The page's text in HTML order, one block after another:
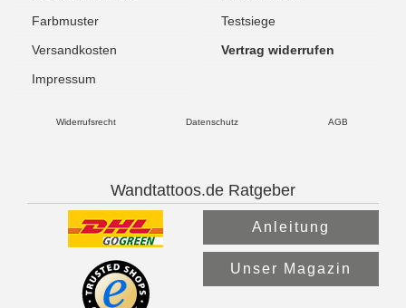
Farbmuster
Testsiege
Versandkosten
Vertrag widerrufen
Impressum
Widerrufsrecht Datenschutz AGB
Wandtattoos.de Ratgeber
Anleitung
Unser Magazin